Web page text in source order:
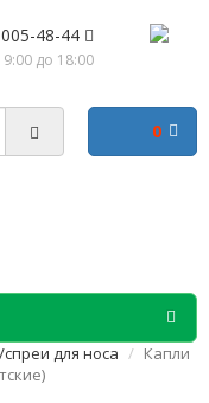
48-44
до 18:00
0
для носа
Капли